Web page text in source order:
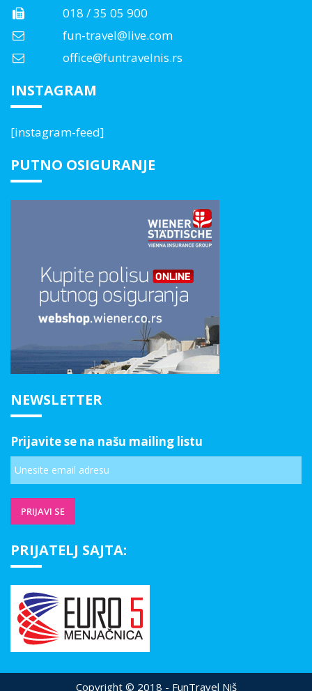
018 / 35 05 900
fun-travel@live.com
office@funtravelnis.rs
INSTAGRAM
[instagram-feed]
PUTNO OSIGURANJE
NEWSLETTER
Prijavite se na našu mailing listu
PRIJATELJ SAJTA:
Copyright © 2018 - FunTravel Niš